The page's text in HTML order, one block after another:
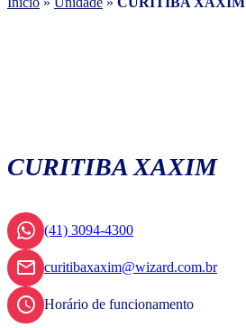
CURITIBA XAXIM
(41) 3094-4300
curitibaxaxim@wizard.com.br
Horário de funcionamento